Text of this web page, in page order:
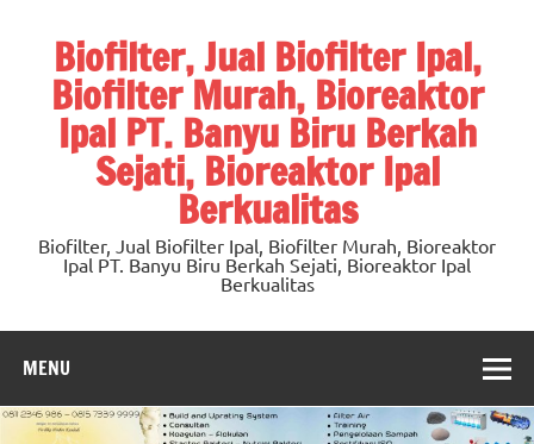
contentBiofilter, Jual Biofilter Ipal,
Biofilter Murah, Bioreaktor
Ipal PT. Banyu Biru Berkah
Sejati, Bioreaktor Ipal
Berkualitas
Biofilter, Jual Biofilter Ipal, Biofilter Murah, Bioreaktor
Ipal PT. Banyu Biru Berkah Sejati, Bioreaktor Ipal
Berkualitas
MENU